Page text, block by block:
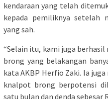
kendaraan yang telah
kepada pemiliknya setelah
yang sah.
“Selain itu, kami juga
brong yang belakangan
kata AKBP Herfio Zaki. Ia
knalpot brong berpotensi
satu bulan dan denda sebesar